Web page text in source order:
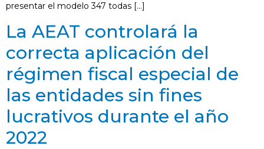
presentar el modelo 347 todas […]
La AEAT controlará la
correcta aplicación del
régimen fiscal especial de
las entidades sin fines
lucrativos durante el año
2022